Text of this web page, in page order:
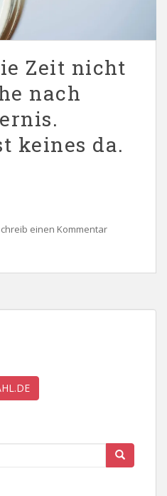
Zeit nicht
nach
keines da.
einen Kommentar